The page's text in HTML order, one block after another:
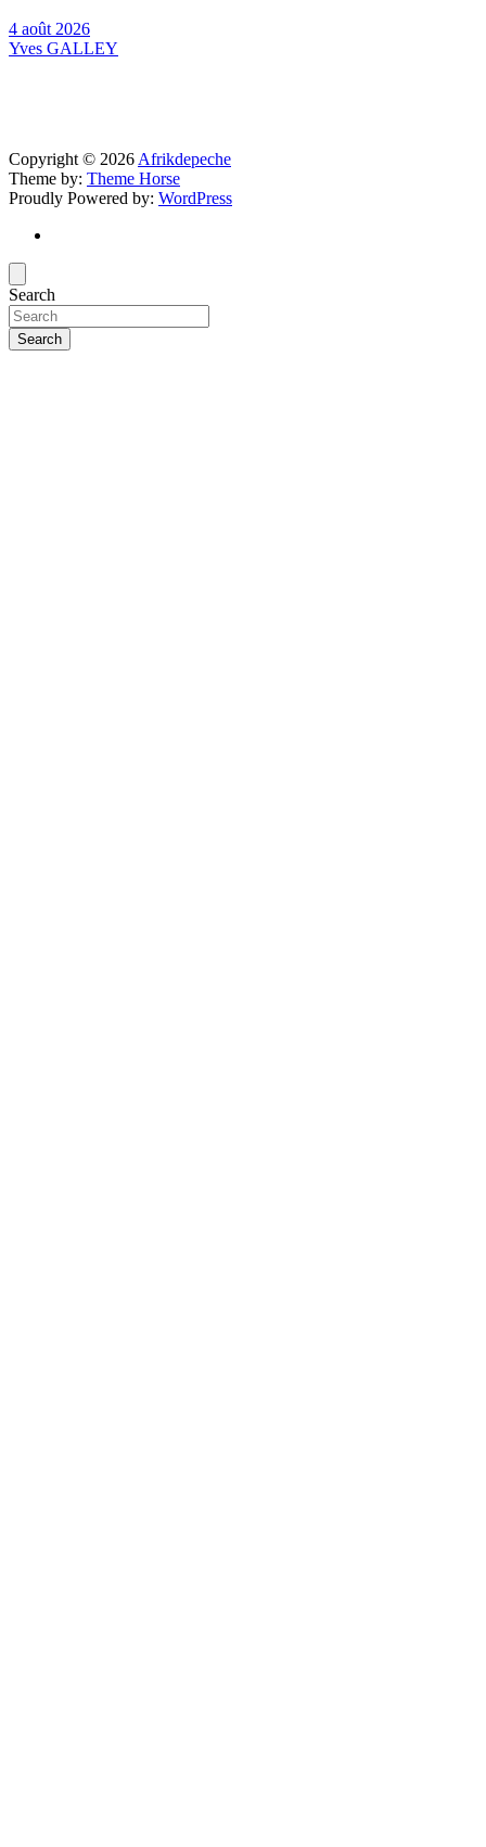
4 août 2026
Yves GALLEY
Copyright © 2026 Afrikdepeche
Theme by: Theme Horse
Proudly Powered by: WordPress
Search
Search